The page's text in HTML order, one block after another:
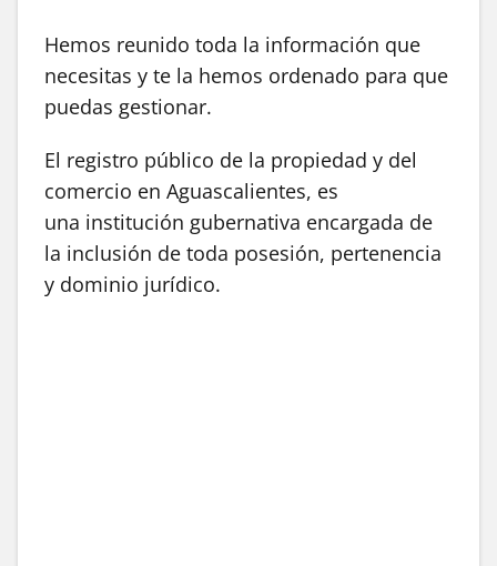
Hemos reunido toda la información que
necesitas y te la hemos ordenado para que
puedas gestionar.
El registro público de la propiedad y del
comercio en Aguascalientes, es
una institución gubernativa encargada de
la inclusión de toda posesión, pertenencia
y dominio jurídico.